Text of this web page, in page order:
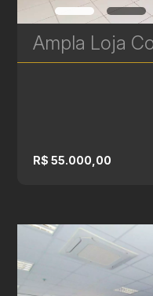
R$ 55.000,00